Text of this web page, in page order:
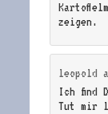
zeigen.
leopold
Ich find
Tut mir